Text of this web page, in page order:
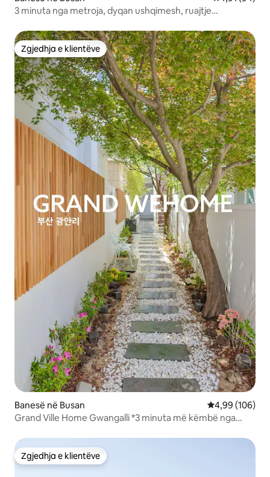
3 minuta nga metroja, dyqan ushqimesh, ruajtje
Zgjedhja e klientëve
Zgjedhja e klientëve
Banesë në Busan Vlerësimi
4,99 (106)
Grand Ville Home Gwangalli *3 minuta më këmbë nga
hoteli * të qeta Netflix * Pranë vendit të famshëm të luleve
të qershisë
Zgjedhja e klientëve
Zgjedhja e klientëve